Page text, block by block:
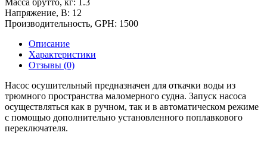
Напряжение, В: 12
Производительность, GPH: 1500
Описание
Характеристики
Отзывы (0)
Насос осушительный предназначен для откачки воды из
трюмного пространства маломерного судна. Запуск насоса
осуществляться как в ручном, так и в автоматическом режиме
с помощью дополнительно установленного поплавкового
переключателя.